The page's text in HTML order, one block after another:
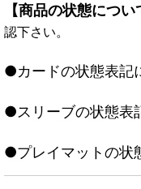
【商品の状態につい
認下さい。
●カードの状態表記
●スリーブの状態表
●プレイマットの状